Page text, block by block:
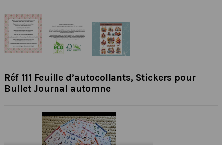
Réf 111 Feuille d’autocollants, Stickers pour
Bullet Journal automne